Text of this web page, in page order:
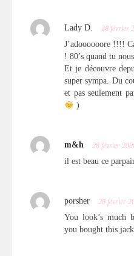
Lady D. 28 février
J’adoooooore !!!!
! 80’s quand tu
Et je découvre
super sympa. Du
et pas seulement
)
m&h 28 février
il est beau ce
porsher 28 février
You look’s much
you bought this